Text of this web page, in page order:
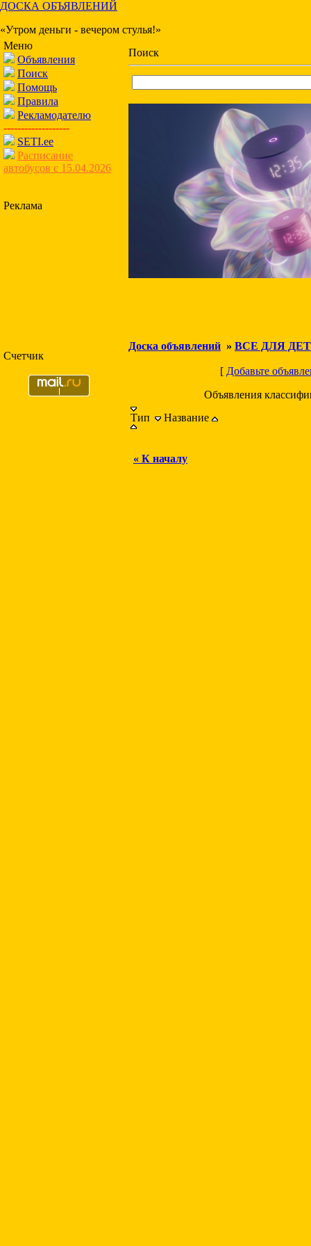
ДОСКА ОБЪЯВЛЕНИЙ
«Утром деньги - вечером стулья!»
Меню
Объявления
Поиск
Помощь
Правила
Рекламодателю
-------------------
SETI.ee
Расписание
автобусов с 15.04.2026
Реклама
Счетчик
Поиск
Доска объявлений » ВСЕ ДЛЯ
[ Добавьте
Объявления
Тип
Название
« К началу